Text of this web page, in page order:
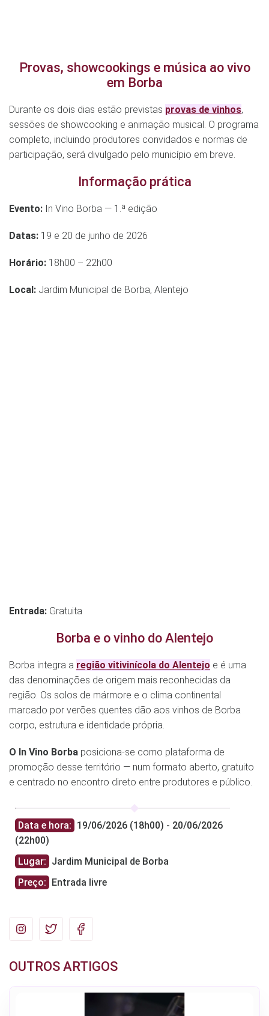
Provas, showcookings e música ao vivo
em Borba
Durante os dois dias estão previstas provas de vinhos,
sessões de showcooking e animação musical. O programa
completo, incluindo produtores convidados e normas de
participação, será divulgado pelo município em breve.
Informação prática
Evento: In Vino Borba — 1.ª edição
Datas: 19 e 20 de junho de 2026
Horário: 18h00 – 22h00
Local: Jardim Municipal de Borba, Alentejo
Entrada: Gratuita
Borba e o vinho do Alentejo
Borba integra a região vitivinícola do Alentejo e é uma
das denominações de origem mais reconhecidas da
região. Os solos de mármore e o clima continental
marcado por verões quentes dão aos vinhos de Borba
corpo, estrutura e identidade própria.
O In Vino Borba posiciona-se como plataforma de
promoção desse território — num formato aberto, gratuito
e centrado no encontro direto entre produtores e público.
Data e hora: 19/06/2026 (18h00) - 20/06/2026
(22h00)
Lugar: Jardim Municipal de Borba
Preço: Entrada livre
OUTROS ARTIGOS